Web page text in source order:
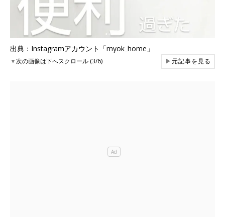
出典：Instagramアカウント「myok_home」
▼次の画像は下へスクロール (3/6) ▶元記事を見る